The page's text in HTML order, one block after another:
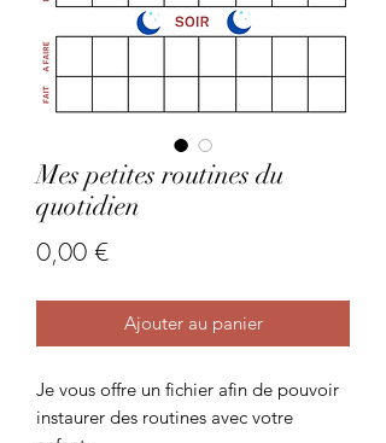
Mes petites routines du
quotidien
0,00 €Prix
Ajouter au panier
Je vous offre un fichier afin de pouvoir
instaurer des routines avec votre